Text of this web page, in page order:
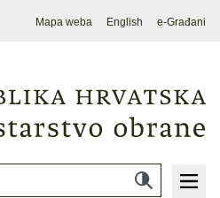
Mapa weba English e-Građani